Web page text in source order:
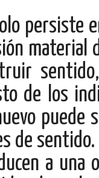
persiste
material
de los
puede
de
a una